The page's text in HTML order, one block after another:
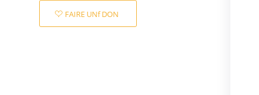
FAIRE UNf DON